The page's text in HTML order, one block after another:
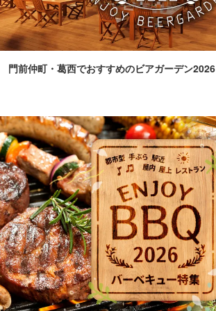
門前仲町・葛西でおすすめのビアガーデン2026